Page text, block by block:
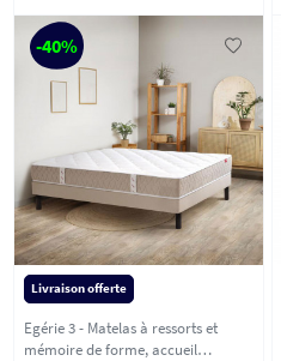
-40%
Livraison offerte
Egérie 3 - Matelas à ressorts et
mémoire de forme, accueil